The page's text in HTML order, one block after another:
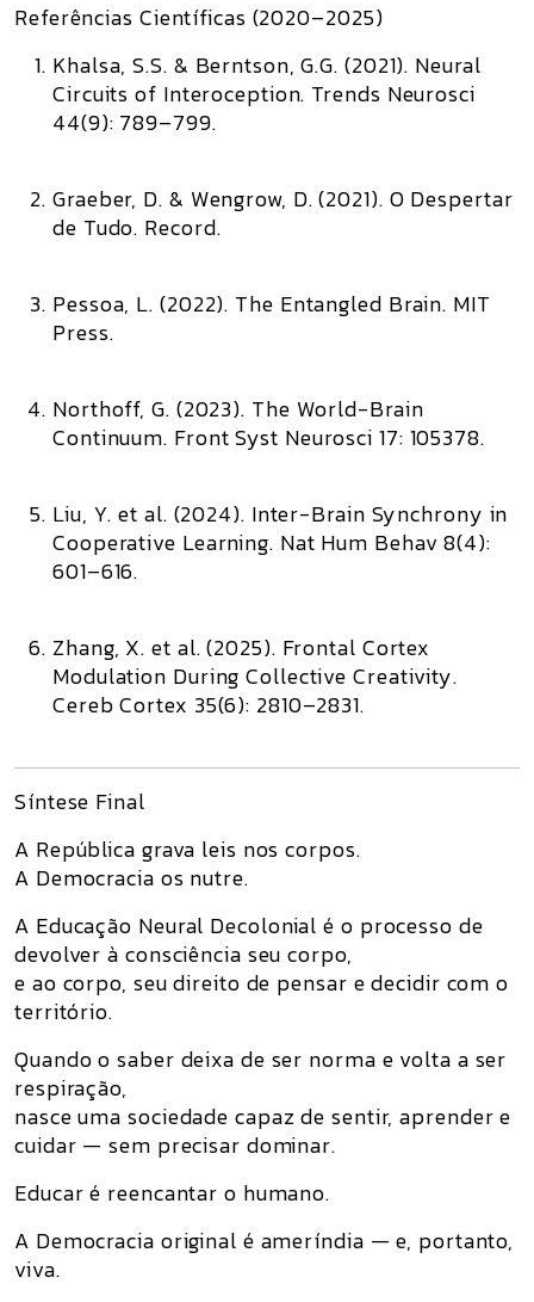
Referências Científicas (2020–2025)
Khalsa, S.S. & Berntson, G.G. (2021). Neural
Circuits of Interoception. Trends Neurosci
44(9): 789–799.
Graeber, D. & Wengrow, D. (2021). O Despertar
de Tudo. Record.
Pessoa, L. (2022). The Entangled Brain. MIT
Press.
Northoff, G. (2023). The World-Brain
Continuum. Front Syst Neurosci 17: 105378.
Liu, Y. et al. (2024). Inter-Brain Synchrony in
Cooperative Learning. Nat Hum Behav 8(4):
601–616.
Zhang, X. et al. (2025). Frontal Cortex
Modulation During Collective Creativity.
Cereb Cortex 35(6): 2810–2831.
Síntese Final
A República grava leis nos corpos.
A Democracia os nutre.
A Educação Neural Decolonial é o processo de
devolver à consciência seu corpo,
e ao corpo, seu direito de pensar e decidir com o
território.
Quando o saber deixa de ser norma e volta a ser
respiração,
nasce uma sociedade capaz de sentir, aprender e
cuidar — sem precisar dominar.
Educar é reencantar o humano.
A Democracia original é ameríndia — e, portanto,
viva.